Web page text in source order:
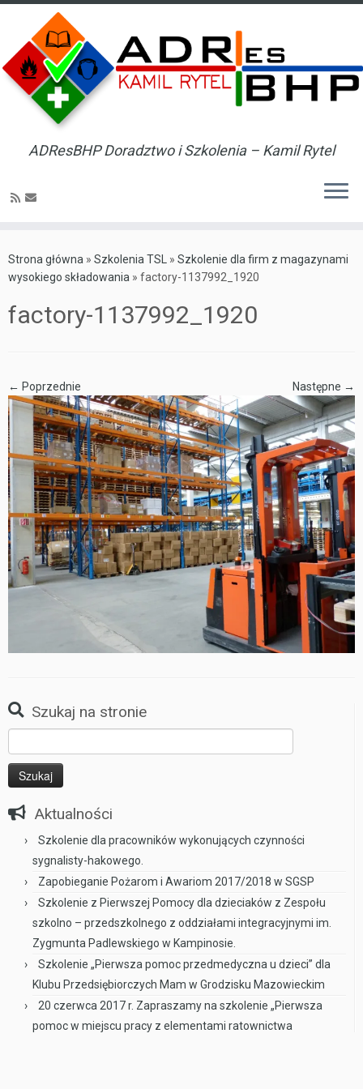
to
content
ADResBHP Doradztwo i Szkolenia – Kamil Rytel
Strona główna » Szkolenia TSL » Szkolenie dla firm z magazynami
wysokiego składowania » factory-1137992_1920
factory-1137992_1920
← Poprzednie Następne →
Szukaj na stronie
Aktualności
Szkolenie dla pracowników wykonujących czynności
sygnalisty-hakowego.
Zapobieganie Pożarom i Awariom 2017/2018 w SGSP
Szkolenie z Pierwszej Pomocy dla dzieciaków z Zespołu
szkolno – przedszkolnego z oddziałami integracyjnymi im.
Zygmunta Padlewskiego w Kampinosie.
Szkolenie „Pierwsza pomoc przedmedyczna u dzieci” dla
Klubu Przedsiębiorczych Mam w Grodzisku Mazowieckim
20 czerwca 2017 r. Zapraszamy na szkolenie „Pierwsza
pomoc w miejscu pracy z elementami ratownictwa